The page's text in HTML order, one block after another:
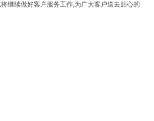
继续做好客户服务工作,为广大客户送去贴心的